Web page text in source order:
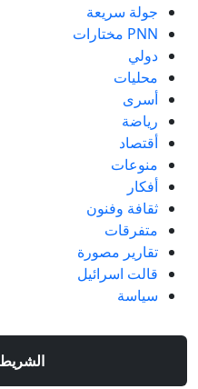
جولة سريعة
PNN مختارات
دولي
محليات
أسرى
رياضة
أقتصاد
منوعات
أفكار
ثقافة وفنون
متفرقات
تقارير مصورة
قالت اسرائيل
سياسة